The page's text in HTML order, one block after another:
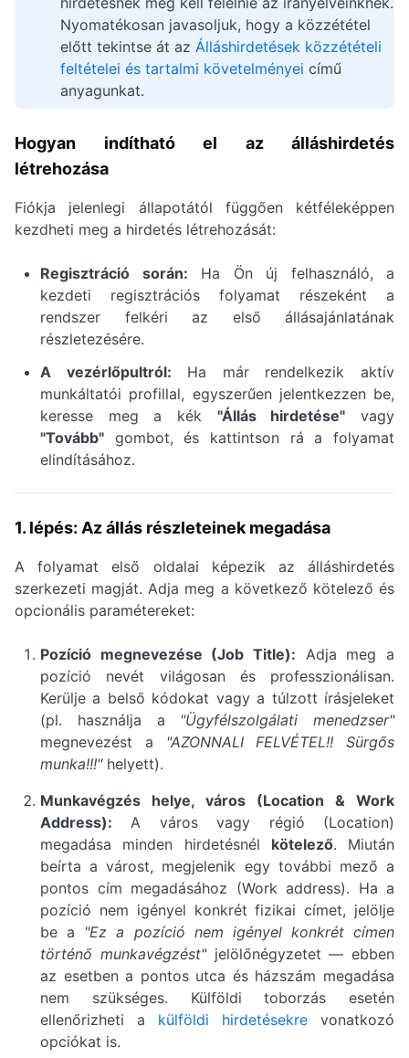
Nyomatékosan javasoljuk, hogy a közzététel
előtt tekintse át az Álláshirdetések közzétételi
feltételei és tartalmi követelményei című
anyagunkat.
Hogyan indítható el az álláshirdetés
létrehozása
Fiókja jelenlegi állapotától függően kétféleképpen
kezdheti meg a hirdetés létrehozását:
Regisztráció során: Ha Ön új felhasználó, a
kezdeti regisztrációs folyamat részeként a
rendszer felkéri az első állásajánlatának
részletezésére.
A vezérlőpultról: Ha már rendelkezik aktív
munkáltatói profillal, egyszerűen jelentkezzen be,
keresse meg a kék "Állás hirdetése" vagy
"Tovább" gombot, és kattintson rá a folyamat
elindításához.
1. lépés: Az állás részleteinek megadása
A folyamat első oldalai képezik az álláshirdetés
szerkezeti magját. Adja meg a következő kötelező és
opcionális paramétereket:
Pozíció megnevezése (Job Title): Adja meg a
pozíció nevét világosan és professzionálisan.
Kerülje a belső kódokat vagy a túlzott írásjeleket
(pl. használja a "Ügyfélszolgálati menedzser"
megnevezést a "AZONNALI FELVÉTEL!! Sürgős
munka!!!"helyett).
Munkavégzés helye, város (Location & Work
Address): A város vagy régió (Location)
megadása minden hirdetésnél kötelező. Miután
beírta a várost, megjelenik egy további mező a
pontos cím megadásához (Work address). Ha a
pozíció nem igényel konkrét fizikai címet, jelölje
be a "Ez a pozíció nem igényel konkrét címen
történő munkavégzést"jelölőnégyzetet — ebben
az esetben a pontos utca és házszám megadása
nem szükséges. Külföldi toborzás esetén
ellenőrizheti a külföldi hirdetésekre vonatkozó
opciókat is.